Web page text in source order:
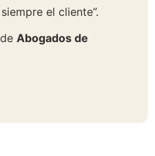
el cliente”.
Abogados de